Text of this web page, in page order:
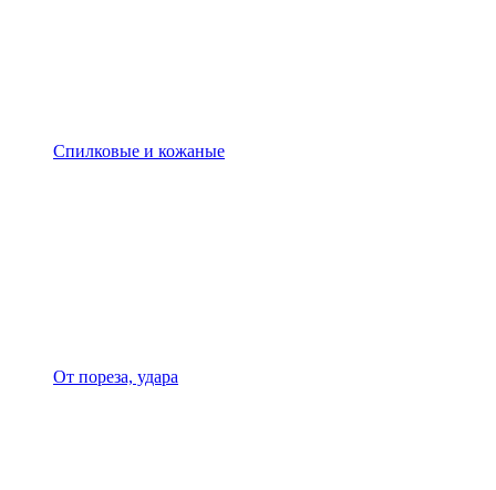
Спилковые и кожаные
От пореза, удара